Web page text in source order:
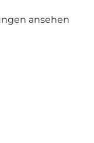
ansehen